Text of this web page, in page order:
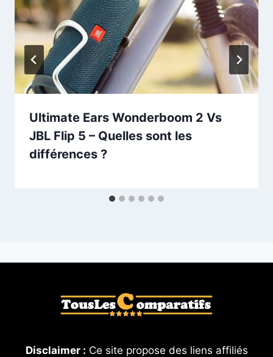
Ultimate Ears Wonderboom 2 Vs
JBL Flip 5 – Quelles sont les
différences ?
Disclaimer : Ce site propose des liens affiliés